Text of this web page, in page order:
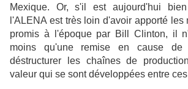
Mexique. Or, s'il est aujourd'hui
l'ALENA est très loin d'avoir apporté
promis à l'époque par Bill Clinton, il
moins qu'une remise en cause de
déstructurer les chaînes de
valeur qui se sont développées entre